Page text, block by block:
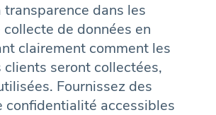
transparence dans les
de données en
clairement comment les
clients seront collectées,
Fournissez des
confidentialité accessibles